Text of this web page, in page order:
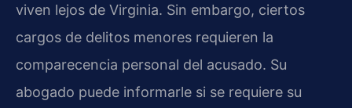
viven lejos de Virginia. Sin embargo, ciertos
cargos de delitos menores requieren la
comparecencia personal del acusado. Su
abogado puede informarle si se requiere su